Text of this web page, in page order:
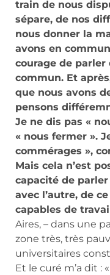
train de nous
sépare, de nos
nous donner la
avons en
courage de parler
commun. Et
que nous avons
pensons
Je ne dis pas «
« nous fermer ».
commérages »,
Mais cela n’est
capacité de
avec l’autre, de
capables de
Aires, – dans une
zone très, très
universitaires
Et le curé m’a dit :